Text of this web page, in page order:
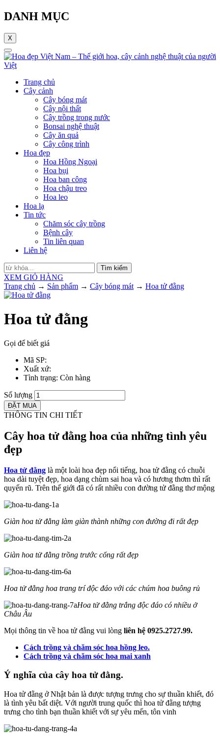
DANH MỤC
X
Trang chủ
Cây cảnh
Cây bóng mát
Cây nội thất
Cây trồng trong nước
Bonsai nghệ thuật
Cây ăn quả
Cây công trình
Hoa đẹp
Hoa Hồng Ngoại
Hoa bụi
Hoa ban công
Hoa chậu treo
Hoa leo
Hoa lạ
Tin tức
Chăm sóc cây trồng
Bệnh cây
Tin liên quan
Liên hệ
Tìm kiếm
XEM GIỎ HÀNG
Trang chủ → Sản phẩm → Cây bóng mát → Hoa tử đằng
Hoa tử đằng
Gọi để biết giá
Mã SP:
Xuất xứ:
Tình trạng: Còn hàng
Số lượng
THÔNG TIN CHI TIẾT
Cây hoa tử đằng hoa của những tình yêu
đẹp
Hoa tử đằng là một loài hoa đẹp nổi tiếng, hoa tử đằng có chuỗi
hoa dài tuyệt đẹp, hoa dạng chùm sai hoa và có hương thơm thì rất
quyến rũ. Trên thế giới đã có rất nhiều con đường tử đằng thơ mộng
Giàn hoa tử đằng làm giàn thành những con đường đi rất đẹp
Giàn hoa tử đằng trồng trước cổng rất đẹp
Hoa tử đằng hoa trang trí độc đáo với các chúm hoa buông rủ
Hoa tử đằng trắng độc đáo có nhiều ở
Châu Âu
Mọi thông tin về hoa tử đằng vui lòng liên hệ 0925.2727.99.
Cách trồng và chăm sóc hoa hồng leo.
Cách trồng và chăm sóc hoa mai xanh
Ý nghĩa của cây hoa tử đằng.
Hoa tử đằng ở Nhật bản là được tượng trưng cho sự thuần khiết, đó
là tình yêu bất diệt. Với người trung quốc thì hoa tử đằng tượng
trưng cho tình bạn thuần khiết với sự yêu mến, tôn vinh